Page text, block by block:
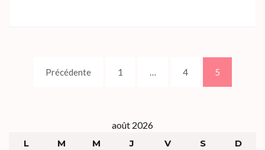
Précédente Page
1 … Page
4 Page
5
août 2026
L
M M J V S D